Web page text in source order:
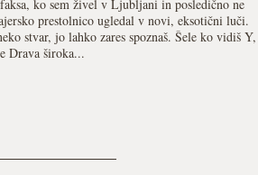
ko sem živel v Ljubljani in posledično ne
prestolnico ugledal v novi, eksotični luči.
stvar, jo lahko zares spoznaš. Šele ko vidiš Y,
Drava široka...